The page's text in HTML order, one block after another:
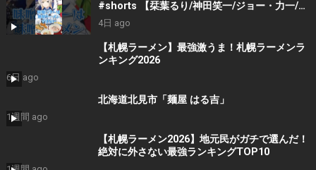
#shorts 【栞葉るり/神田笑一/ジョー・力一/七
瀬すず菜/切り抜き】
4日 ago
【札幌ラーメン】最強激うま！札幌ラーメンラ
ンキング2026
6日 ago
北海道北見市「麺屋 はる吉」
1週間 ago
【札幌ラーメン2026】地元民がガチで選んだ！
絶対に外さない最強ランキングTOP10